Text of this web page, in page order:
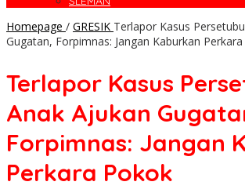
Homepage / GRESIK Terlapor Kasus
Gugatan, Forpimnas: Jangan Kaburkan
Terlapor Kasus
Anak Ajukan
Forpimnas: Jangan
Perkara Pokok